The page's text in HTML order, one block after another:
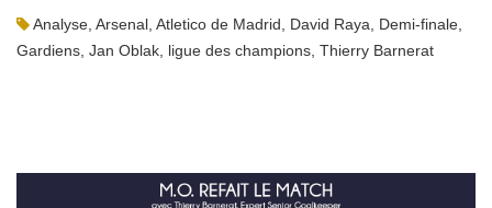
Analyse Arsenal Atletico de Madrid David Raya Demi-finale
Gardiens Jan Oblak ligue des champions Thierry Barnerat